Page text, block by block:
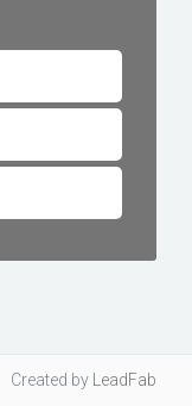
Created by LeadFab